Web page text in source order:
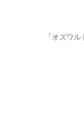
「オズワ